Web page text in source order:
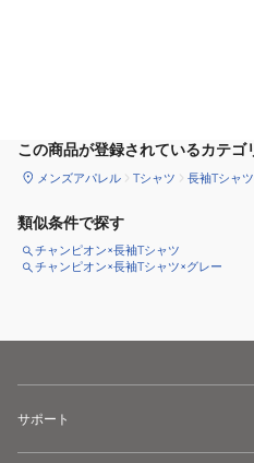
この商品が登録されているカテゴ
メンズアパレル Tシャツ 長袖Tシャツ
類似条件で探す
チャンピオン×長袖Tシャツ
チャンピオン×長袖Tシャツ×グレー
サポート